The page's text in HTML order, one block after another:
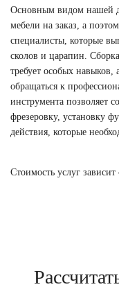
Основным видом нашей
мебели на заказ, а
специалисты, которые
сколов и царапин. Сборка
требует особых навыков,
обращаться к
инструмента позволяет
фрезеровку, установку
действия, которые
Стоимость услуг